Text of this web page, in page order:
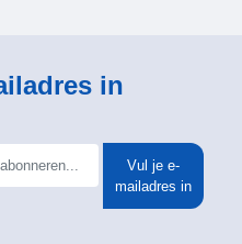
in
Vul je e-
mailadres in